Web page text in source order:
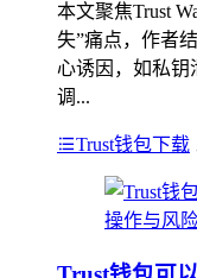
本文聚焦Trust
失”痛点，作者
心诱因，如私钥
调...
Trust钱包下载